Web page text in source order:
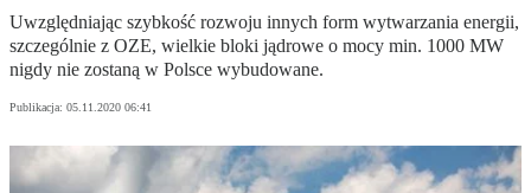
Uwzględniając szybkość rozwoju innych form wytwarzania energii,
szczególnie z OZE, wielkie bloki jądrowe o mocy min. 1000 MW
nigdy nie zostaną w Polsce wybudowane.
Publikacja: 05.11.2020 06:41